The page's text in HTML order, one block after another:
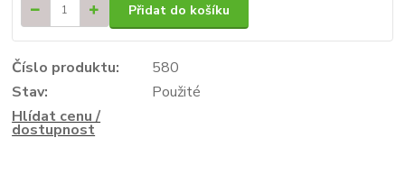
Přidat do košíku
Číslo produktu:
580
Stav:
Použité
Hlídat cenu /
dostupnost